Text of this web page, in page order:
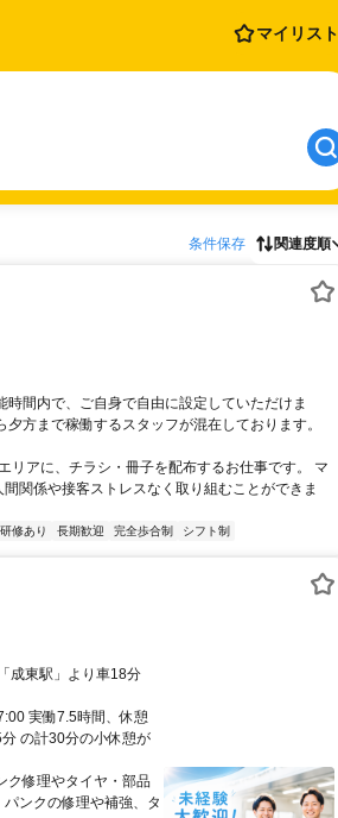
マイリスト
条件保存 関連度順
間内で、ご自身で自由に設定していただけま
方まで稼働するスタッフが混在しております。
リアに、チラシ・冊子を配布するお仕事です。 マ
関係や接客ストレスなく取り組むことができま
研修あり 長期歓迎 完全歩合制 シフト制
成東駅」より車18分
実働7.5時間、休憩
の計30分の小休憩が
ク修理やタイヤ・部品
ンクの修理や補強、タ